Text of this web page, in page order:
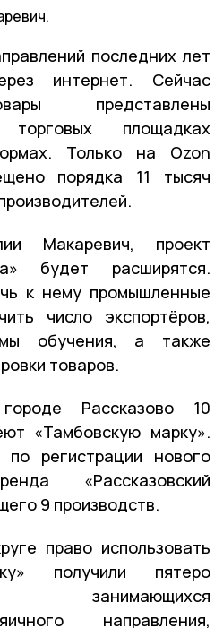
последних лет
интернет. Сейчас
представлены
площадках
Только на Ozon
порядка 11 тысяч
Макаревич, проект
будет расширятся.
к нему промышленные
число экспортёров,
обучения, а также
товаров.
Рассказово 10
«Тамбовскую марку».
регистрации нового
«Рассказовский
9 производств.
право использовать
получили пятеро
занимающихся
направления,